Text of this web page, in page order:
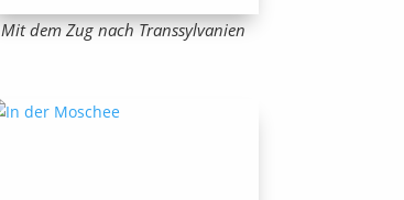
Mit dem Zug nach Transsylvanien